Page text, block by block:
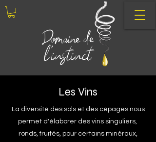
Les Vins
La diversité des sols et des cépages nous
permet d'élaborer des vins singuliers,
ronds, fruités, pour certains minéraux,